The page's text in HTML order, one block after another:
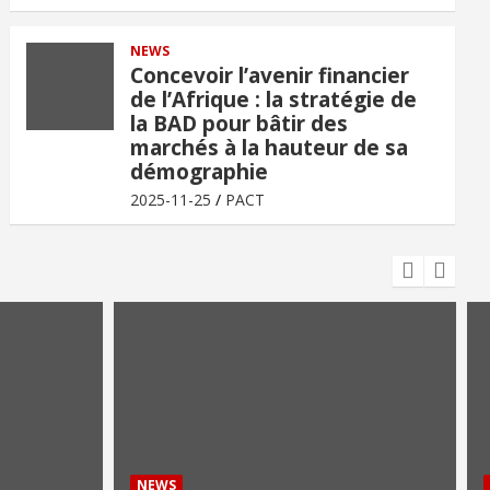
NEWS
Concevoir l’avenir financier
de l’Afrique : la stratégie de
la BAD pour bâtir des
marchés à la hauteur de sa
démographie
2025-11-25 PACT
NEWS